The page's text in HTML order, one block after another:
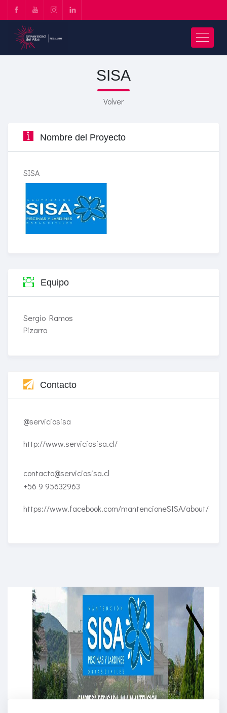
SISA
Volver
Nombre del Proyecto
SISA
Equipo
Sergio Ramos
Pizarro
Contacto
@serviciosisa
http://www.serviciosisa.cl/
contacto@serviciosisa.cl
+56 9 95632963
https://www.facebook.com/mantencioneSISA/about/
Get unlimited access to 2,000 of Educati’s top
courses for your team.
Join Now